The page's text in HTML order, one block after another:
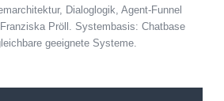
Dialoglogik, Agent-Funnel
Pröll. Systembasis: Chatbase
geeignete Systeme.